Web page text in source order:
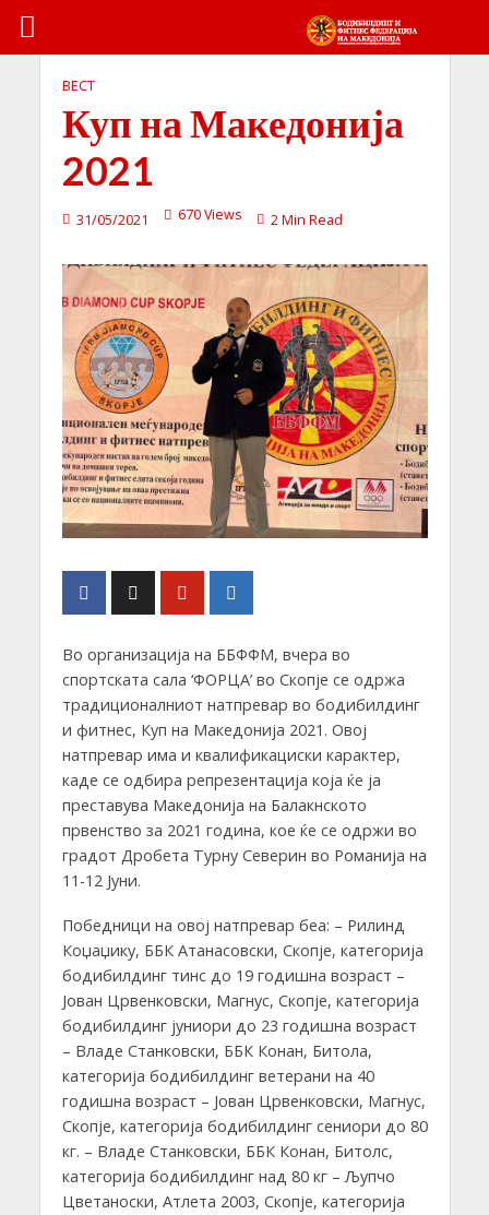
ВЕСТ
Куп на Македонија
2021
31/05/2021 670 Views 2 Min Read
Во организација на ББФФМ, вчера во
спортската сала ‘ФОРЦА’ во Скопје се одржа
традиционалниот натпревар во бодибилдинг
и фитнес, Куп на Македонија 2021. Овој
натпревар има и квалификациски карактер,
каде се одбира репрезентација која ќе ја
преставува Македонија на Балакнското
првенство за 2021 година, кое ќе се одржи во
градот Дробета Турну Северин во Романија на
11-12 Јуни.
Победници на овој натпревар беа: – Рилинд
Коџаџику, ББК Атанасовски, Скопје, категорија
бодибилдинг тинс до 19 годишна возраст –
Јован Црвенковски, Магнус, Скопје, категорија
бодибилдинг јуниори до 23 годишна возраст
– Владе Станковски, ББК Конан, Битола,
категорија бодибилдинг ветерани на 40
годишна возраст – Јован Црвенковски, Магнус,
Скопје, категорија бодибилдинг сениори до 80
кг. – Владе Станковски, ББК Конан, Битолс,
категорија бодибилдинг над 80 кг – Љупчо
Цветаноски, Атлета 2003, Скопје, категорија